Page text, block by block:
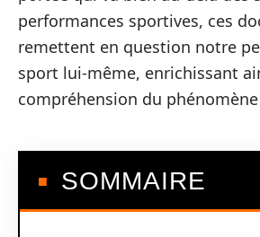
performances sportives, ces
remettent en question notre
sport lui-même, enrichissant
compréhension du phénomène
SOMMAIRE